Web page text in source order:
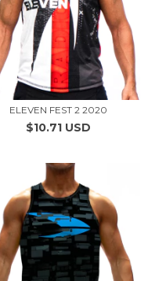
ELEVEN FEST 2 2020
$10.71 USD